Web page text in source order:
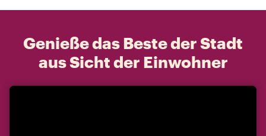
Genieße das Beste der Stadt
aus Sicht der Einwohner